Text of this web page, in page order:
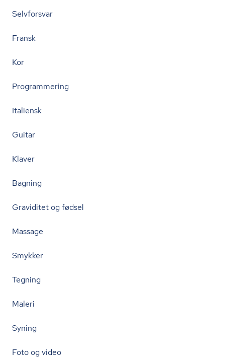
Selvforsvar
Fransk
Kor
Programmering
Italiensk
Guitar
Klaver
Bagning
Graviditet og fødsel
Massage
Smykker
Tegning
Maleri
Syning
Foto og video